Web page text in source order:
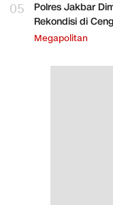
05
Polres Jakbar
Rekondisi di
Megapolitan